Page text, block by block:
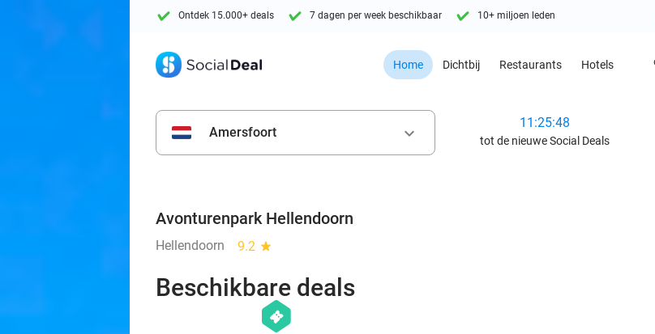
Ontdek 15.000+ deals 7 dagen per week beschikbaar 10+ miljoen leden
Home Dichtbij Restaurants Hotels
Amersfoort keyboard_arrow_down
11:25:46
tot de nieuwe Social Deals
Avonturenpark Hellendoorn
Hellendoorn 9.2 star
Beschikbare deals
hexagon
events